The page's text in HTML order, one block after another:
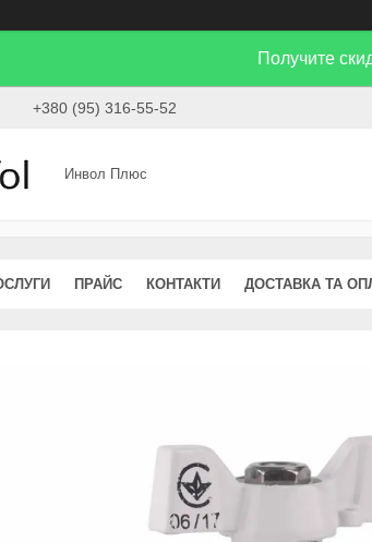
Получите
+380 (95) 316-55-52
Инвол Плюс
ПРАЙС КОНТАКТИ ДОСТАВКА ТА